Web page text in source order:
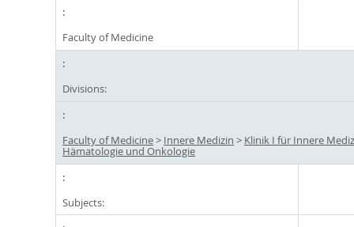
Faculty of Medicine
Divisions:
Faculty of Medicine> Innere Medizin > Klinik I für Innere
Hämatologie und Onkologie
Subjects: